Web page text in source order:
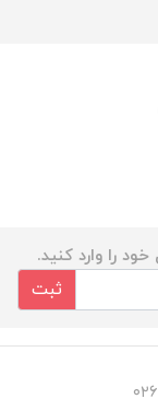
را وارد کنید.
ثبت